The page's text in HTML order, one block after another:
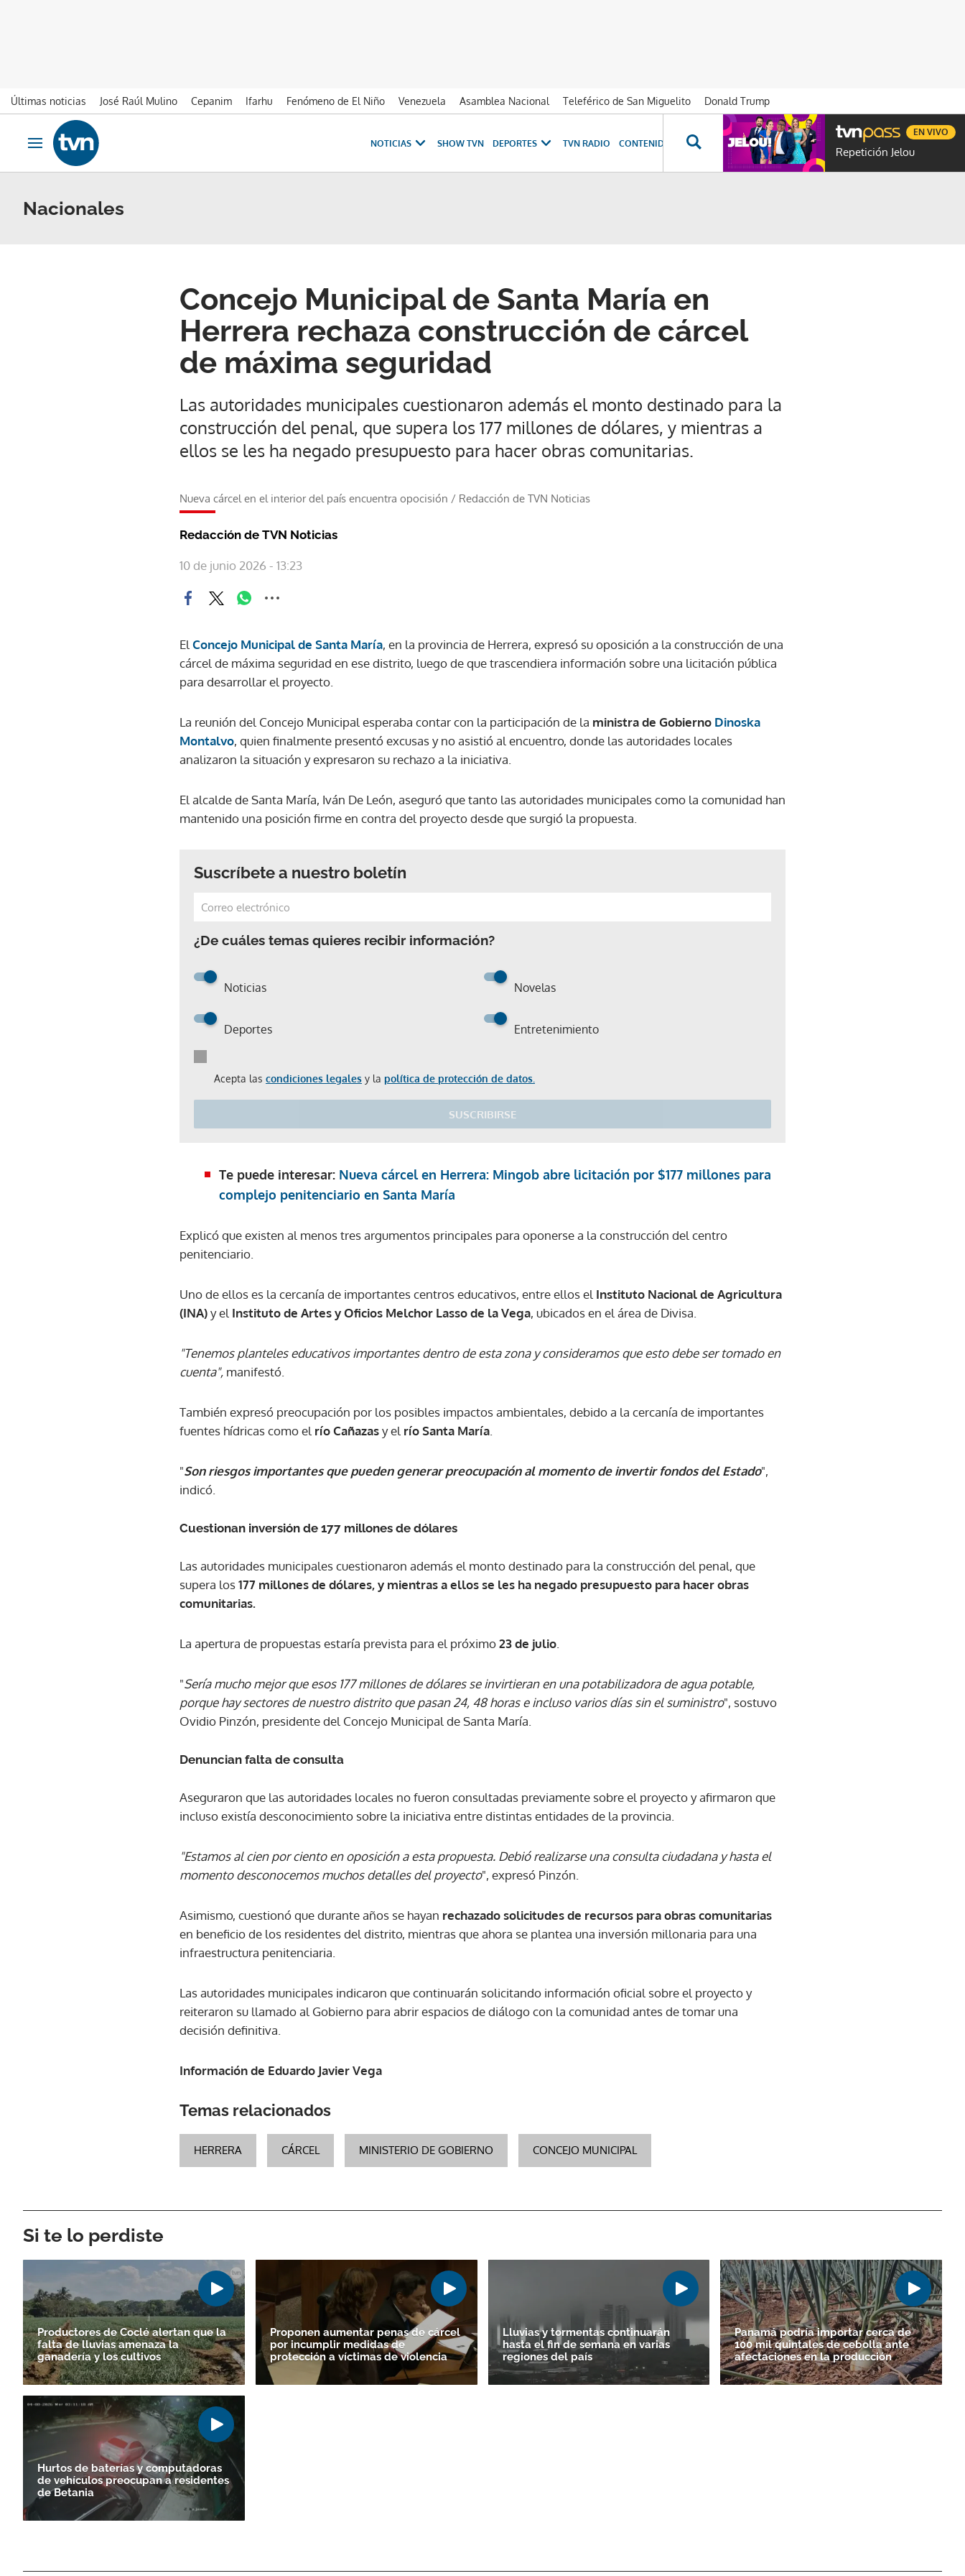
Últimas noticias José Raúl Mulino Cepanim Ifarhu Fenómeno de El Niño Venezuela Asamblea Nacional Teleférico de San Miguelito
Donald Trump
Ir al contenido
Obrir navegació
NOTICIAS SHOW TVN DEPORTES TVN RADIO CONTENIDOS ESPECIALES NOVELAS PROGRAMAS GENTE TVN
Repetición Jelou
EN VIVO
Nacionales
Concejo Municipal de Santa María en
Herrera rechaza construcción de cárcel
de máxima seguridad
Las autoridades municipales cuestionaron además el monto destinado para la
construcción del penal, que supera los 177 millones de dólares, y mientras a
ellos se les ha negado presupuesto para hacer obras comunitarias.
Nueva cárcel en el interior del país encuentra opocisión / Redacción de TVN Noticias
Redacción de TVN Noticias
10 de junio 2026 - 13:23
El Concejo Municipal de Santa María, en la provincia de Herrera, expresó su oposición a la construcción de una
cárcel de máxima seguridad en ese distrito, luego de que trascendiera información sobre una licitación pública
para desarrollar el proyecto.
La reunión del Concejo Municipal esperaba contar con la participación de la ministra de Gobierno Dinoska
Montalvo, quien finalmente presentó excusas y no asistió al encuentro, donde las autoridades locales
analizaron la situación y expresaron su rechazo a la iniciativa.
El alcalde de Santa María, Iván De León, aseguró que tanto las autoridades municipales como la comunidad han
mantenido una posición firme en contra del proyecto desde que surgió la propuesta.
Suscríbete a nuestro boletín
¿De cuáles temas quieres recibir información?
Noticias Novelas
Deportes Entretenimiento
Acepta las condiciones legales y la política de protección de datos.
SUSCRIBIRSE
ACEPTAR
Te puede interesar: Nueva cárcel en Herrera: Mingob abre licitación por $177 millones para
complejo penitenciario en Santa María
Explicó que existen al menos tres argumentos principales para oponerse a la construcción del centro
penitenciario.
Uno de ellos es la cercanía de importantes centros educativos, entre ellos el Instituto Nacional de Agricultura
(INA)y el Instituto de Artes y Oficios Melchor Lasso de la Vega, ubicados en el área de Divisa.
"Tenemos planteles educativos importantes dentro de esta zona y consideramos que esto debe ser tomado en
cuenta", manifestó.
También expresó preocupación por los posibles impactos ambientales, debido a la cercanía de importantes
fuentes hídricas como el río Cañazasy el río Santa María
"Son riesgos importantes que pueden generar preocupación al momento de invertir fondos del Estado",
indicó.
Cuestionan inversión de 177 millones de dólares
Las autoridades municipales cuestionaron además el monto destinado para la construcción del penal, que
supera los177 millones de dólares, y mientras a ellos se les ha negado presupuesto para hacer obras
comunitarias.
La apertura de propuestas estaría prevista para el próximo23 de julio
"Sería mucho mejor que esos 177 millones de dólares se invirtieran en una potabilizadora de agua potable,
porque hay sectores de nuestro distrito que pasan 24, 48 horas e incluso varios días sin el suministro", sostuvo
Ovidio Pinzón, presidente del Concejo Municipal de Santa María.
Denuncian falta de consulta
Aseguraron que las autoridades locales no fueron consultadas previamente sobre el proyecto y afirmaron que
incluso existía desconocimiento sobre la iniciativa entre distintas entidades de la provincia.
"Estamos al cien por ciento en oposición a esta propuesta. Debió realizarse una consulta ciudadana y hasta el
momento desconocemos muchos detalles del proyecto", expresó Pinzón.
Asimismo, cuestionó que durante años se hayan rechazado solicitudes de recursos para obras comunitarias
en beneficio de los residentes del distrito, mientras que ahora se plantea una inversión millonaria para una
infraestructura penitenciaria.
Las autoridades municipales indicaron que continuarán solicitando información oficial sobre el proyecto y
reiteraron su llamado al Gobierno para abrir espacios de diálogo con la comunidad antes de tomar una
decisión definitiva.
Información de Eduardo Javier Vega
Temas relacionados
HERRERA CÁRCEL MINISTERIO DE GOBIERNO CONCEJO MUNICIPAL
Si te lo perdiste
Productores de Coclé alertan que la
falta de lluvias amenaza la
ganadería y los cultivos
Proponen aumentar penas de cárcel
por incumplir medidas de
protección a víctimas de violencia
Lluvias y tormentas continuarán
hasta el fin de semana en varias
regiones del país
Panamá podría importar cerca de
100 mil quintales de cebolla ante
afectaciones en la producción
Hurtos de baterías y computadoras
de vehículos preocupan a residentes
de Betania